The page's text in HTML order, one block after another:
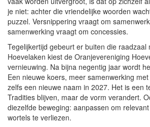
je niet: achter die vriendelijke woorden
puzzel. Versnippering vraagt om
samenwerking vraagt om concessies.
Tegelijkertijd gebeurt er buiten die raadzaal
Hoevelaken kiest de Oranjevereniging
vernieuwing. Na bijna negentig jaar wordt
Een nieuwe koers, meer samenwerking
zelfs een nieuwe naam in 2027. Het is een
Tradities blijven, maar de vorm verandert.
diezelfde beweging: aanpassen om
wortels te verliezen.